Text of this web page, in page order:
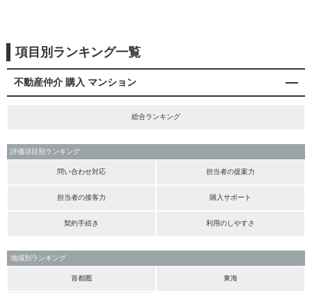
項目別ランキング一覧
不動産仲介 購入 マンション
総合ランキング
評価項目別ランキング
問い合わせ対応 担当者の提案力
担当者の接客力 購入サポート
契約手続き 利用のしやすさ
地域別ランキング
首都圏 東海